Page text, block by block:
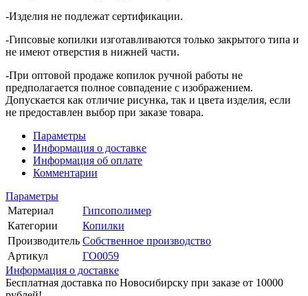
-Изделия не подлежат сертификации.
-Гипсовые копилки изготавливаются только закрытого типа и
не имеют отверстия в нижней части.
-При оптовой продаже копилок ручной работы не
предполагается полное совпадение с изображением.
Допускается как отличие рисунка, так и цвета изделия, если
не предоставлен выбор при заказе товара.
Параметры
Информация о доставке
Информация об оплате
Комментарии
Параметры
Материал
Гипсополимер
Категории
Копилки
Производитель Собственное производство
Артикул
ГО0059
Информация о доставке
Бесплатная доставка по Новосибирску при заказе от 10000